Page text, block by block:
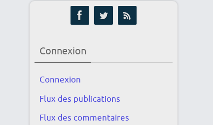
Connexion
Connexion
Flux des publications
Flux des commentaires